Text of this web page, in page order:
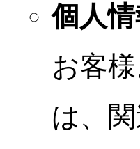
個人
お客
は、